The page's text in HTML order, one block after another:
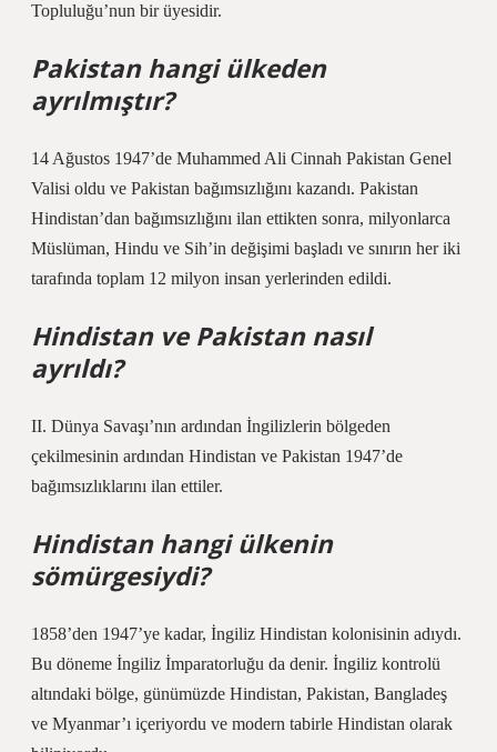
Topluluğu’nun bir üyesidir.
Pakistan hangi ülkeden
ayrılmıştır?
14 Ağustos 1947’de Muhammed Ali Cinnah Pakistan Genel
Valisi oldu ve Pakistan bağımsızlığını kazandı. Pakistan
Hindistan’dan bağımsızlığını ilan ettikten sonra, milyonlarca
Müslüman, Hindu ve Sih’in değişimi başladı ve sınırın her iki
tarafında toplam 12 milyon insan yerlerinden edildi.
Hindistan ve Pakistan nasıl
ayrıldı?
II. Dünya Savaşı’nın ardından İngilizlerin bölgeden
çekilmesinin ardından Hindistan ve Pakistan 1947’de
bağımsızlıklarını ilan ettiler.
Hindistan hangi ülkenin
sömürgesiydi?
1858’den 1947’ye kadar, İngiliz Hindistan kolonisinin adıydı.
Bu döneme İngiliz İmparatorluğu da denir. İngiliz kontrolü
altındaki bölge, günümüzde Hindistan, Pakistan, Bangladeş
ve Myanmar’ı içeriyordu ve modern tabirle Hindistan olarak